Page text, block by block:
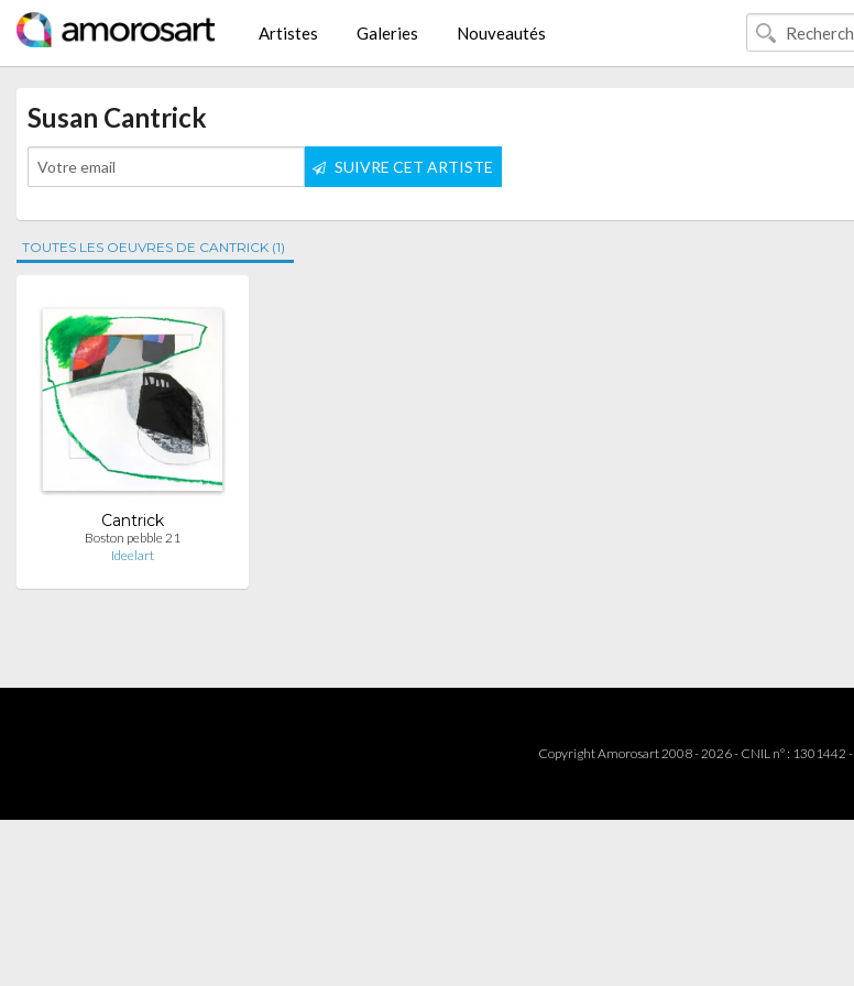
Artistes Galeries Nouveautés
Susan Cantrick
SUIVRE CET ARTISTE
TOUTES LES OEUVRES DE CANTRICK (1)
Cantrick
Boston pebble 21
Ideelart
Copyright Amorosart 2008 - 2026 - CNIL n° : 1301442 -